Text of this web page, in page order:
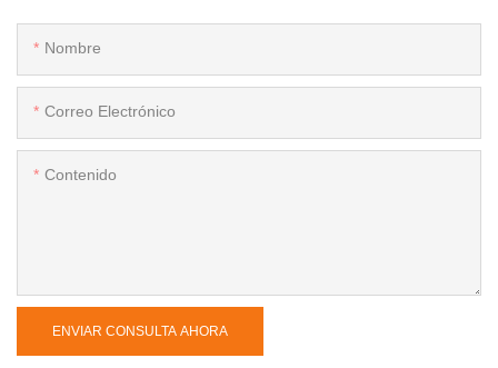
Nombre
Correo Electrónico
Contenido
ENVIAR CONSULTA AHORA